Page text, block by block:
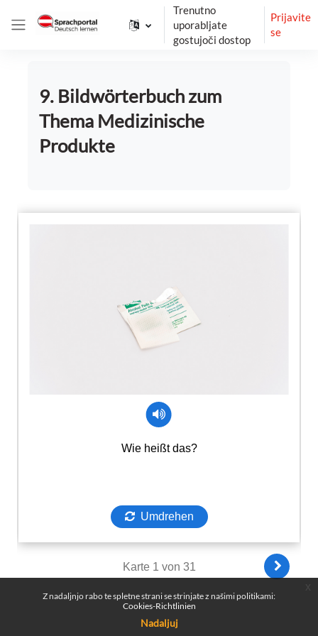
Trenutno
uporabljate
gostujoči dostop
Prijavite
se
9. Bildwörterbuch zum
Thema Medizinische
Produkte
Z nadaljnjo rabo te spletne strani se strinjate z našimi politikami:
Cookies-Richtlinien
Nadaljuj